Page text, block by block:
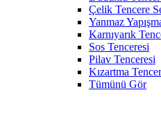
Çelik Tencere
Yanmaz
Karnıyarık
Sos Tenceresi
Pilav Tenceresi
Kızartma
Tümünü Gör